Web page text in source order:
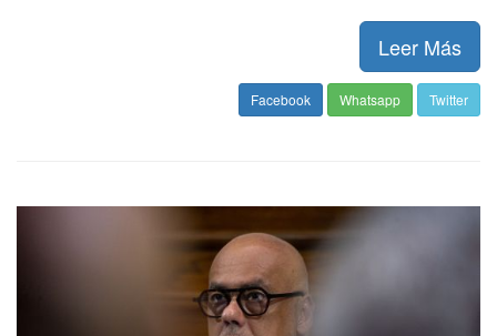
Leer Más
Facebook Whatsapp Twitter